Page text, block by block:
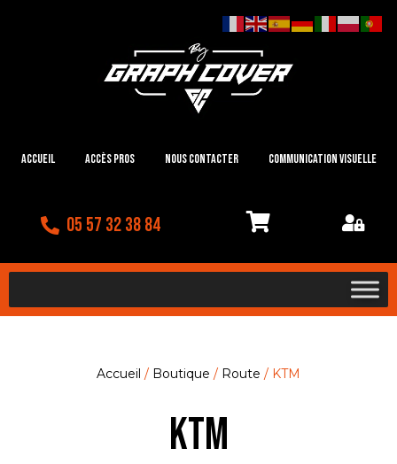
Accueil Accès Pros Nous contacter Communication visuelle
05 57 32 38 84
Accueil / Boutique / Route / KTM
KTM